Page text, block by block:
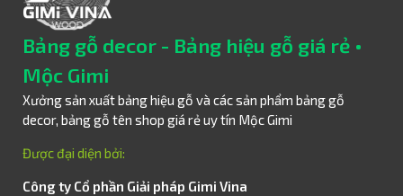
Bảng gỗ decor - Bảng hiệu gỗ giá rẻ •
Mộc Gimi
Xưởng sản xuất bảng hiệu gỗ và các sản phẩm bảng gỗ
decor, bảng gỗ tên shop giá rẻ uy tín Mộc Gimi
Được đại diện bởi:
Công ty Cổ phần Giải pháp Gimi Vina